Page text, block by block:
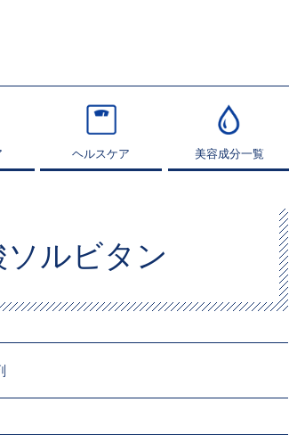
ヘルスケア
ヘルスケア 美容成分一覧
美容成分一覧
ルビタン